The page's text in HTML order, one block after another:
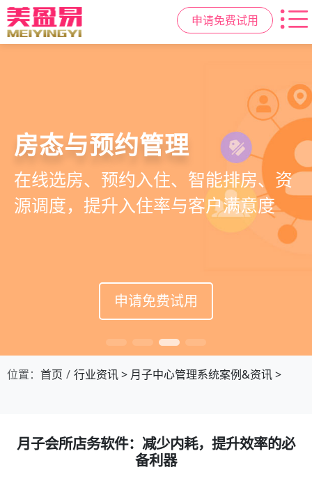
申请免费试用
智慧月子中心管理系统
一站式解决月子中心入住、护理、
餐饮、会员、财务、营销全流程管
理
申请免费试用
母婴健康与护理管理
宝宝每日体征记录、妈妈产后康复跟
踪、护理计划执行，科学照护更安心
申请免费试用
房态与预约管理
在线选房、预约入住、智能排房、资
源调度，提升入住率与客户满意度
申请免费试用
会员营销与智能锁客
会员积分、套餐定制、精准营销、客
户关怀，提升复购与转介绍
申请免费试用
位置： 首页 行业资讯> 月子中心管理系统案例&资讯>
月子会所店务软件：减少内耗，提升效率的必
备利器